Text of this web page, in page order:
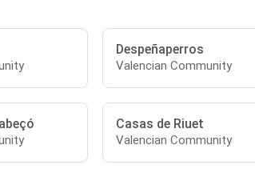
Despeñaperros
Valencian Community
Casas de Riuet
Valencian Community